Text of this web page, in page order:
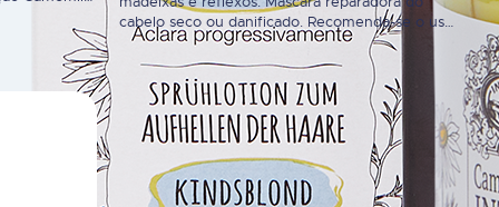
Não é
misturas.
cabelo seco ou danificado. Recomenda-se o uso
após aplicação das loções aclaradoras, de forma
a evitar que o cabelo fique ressequido. Ajuda no
processo de reconstrução da fibra capilar,
hidrata e sela as cutículas. Ideal para cabelos
ressequidos e pintados. O princípio ativo…